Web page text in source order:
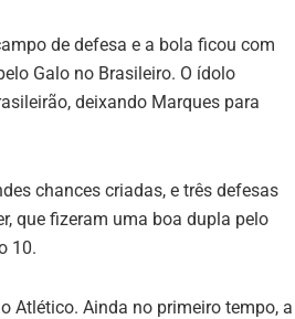
de defesa e a bola ficou com
Galo no Brasileiro. O ídolo
deixando Marques para
chances criadas, e três defesas
que fizeram uma boa dupla pelo
10.
Atlético. Ainda no primeiro tempo, a